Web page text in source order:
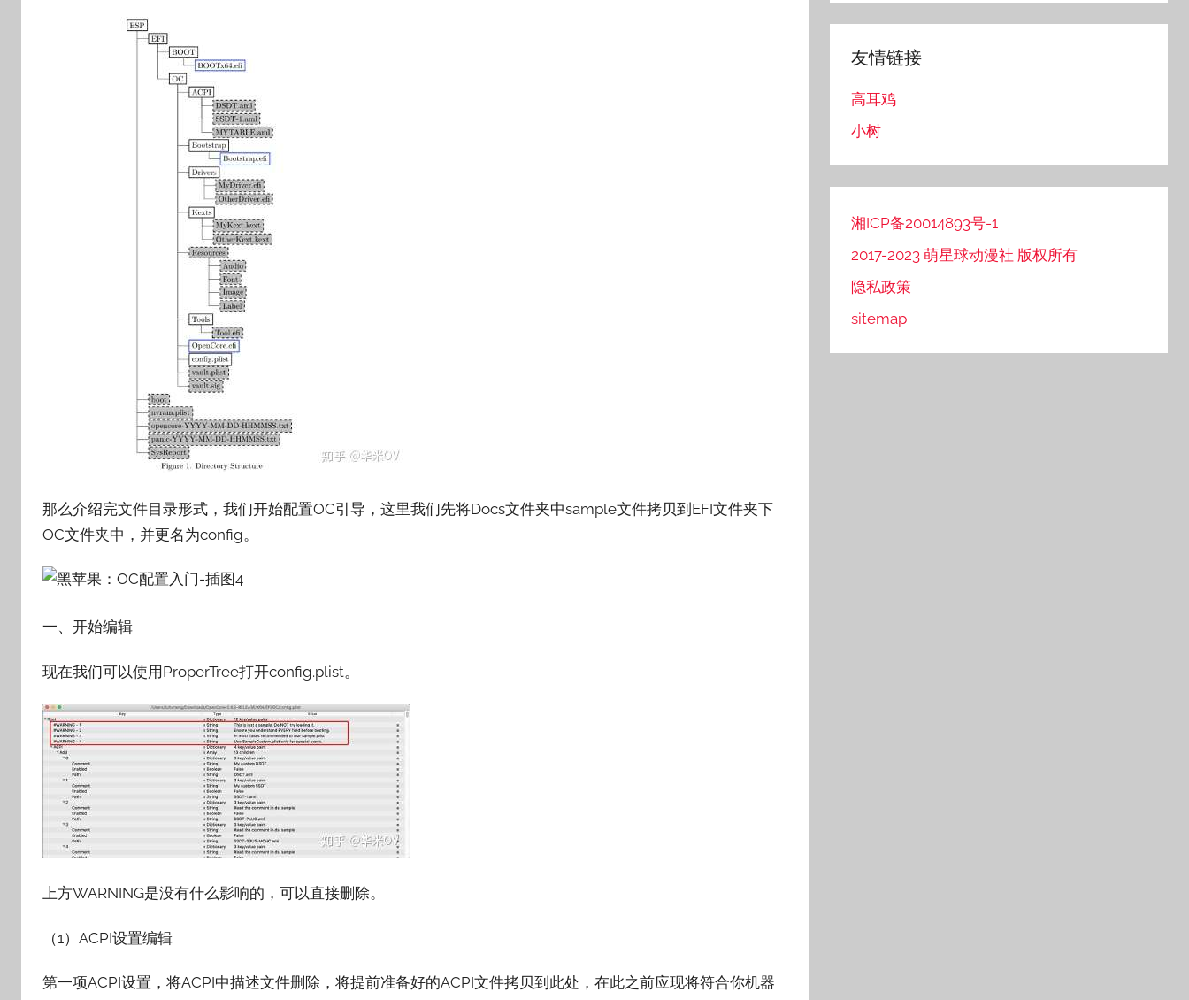
那么介绍完文件目录形式，我们开始配置OC引导，这里我们先将Docs文件夹中sample文件拷贝到EFI文件夹下
OC文件夹中，并更名为config。
一、开始编辑
现在我们可以使用ProperTree打开config.plist。
上方WARNING是没有什么影响的，可以直接删除。
（1）ACPI设置编辑
第一项ACPI设置，将ACPI中描述文件删除，将提前准备好的ACPI文件拷贝到此处，在此之前应现将符合你机器
友情链接
高耳鸡
小树
湘ICP备20014893号-1
2017-2023 萌星球动漫社 版权所有
隐私政策
sitemap